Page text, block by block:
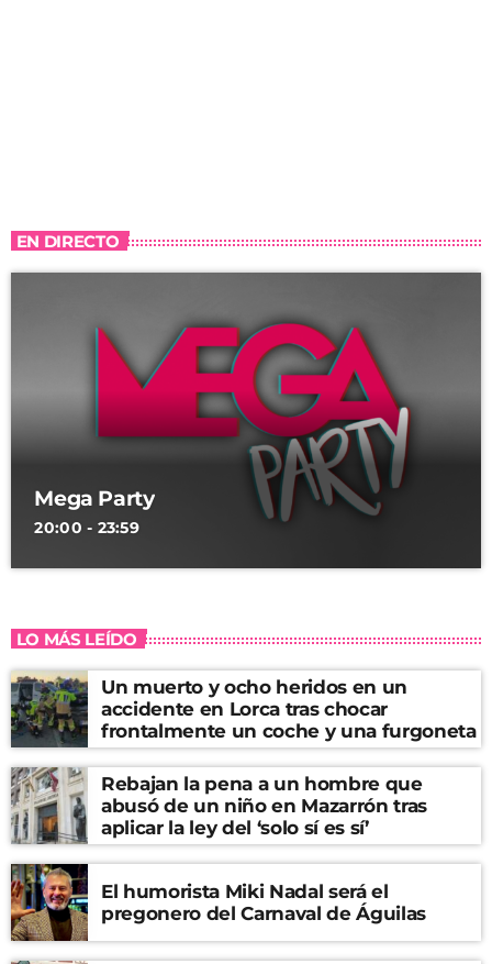
EN DIRECTO
Mega Party
20:00 - 23:59
LO MÁS LEÍDO
Un muerto y ocho heridos en un
accidente en Lorca tras chocar
frontalmente un coche y una furgoneta
Rebajan la pena a un hombre que
abusó de un niño en Mazarrón tras
aplicar la ley del ‘solo sí es sí’
El humorista Miki Nadal será el
pregonero del Carnaval de Águilas